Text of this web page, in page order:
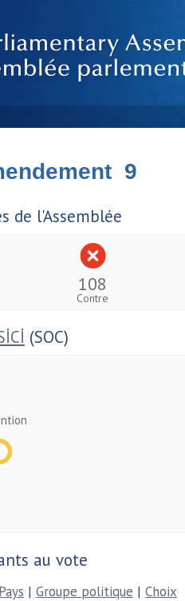
9
de l'Assemblée
108
Contre
(SOC)
au vote
Pays | Groupe politique | Choix